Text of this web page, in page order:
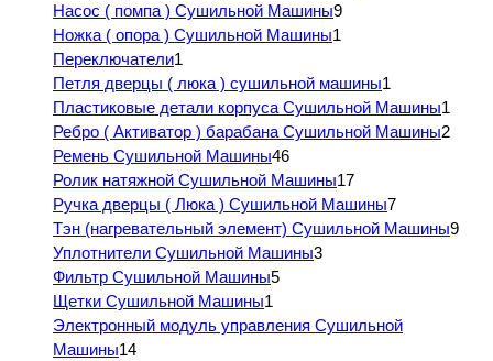
Насос ( помпа ) Сушильной Машины9
Ножка ( опора ) Сушильной Машины1
Переключатели1
Петля дверцы ( люка ) сушильной машины1
Пластиковые детали корпуса Сушильной Машины1
Ребро ( Активатор ) барабана Сушильной Машины2
Ремень Сушильной Машины46
Ролик натяжной Сушильной Машины17
Ручка дверцы ( Люка ) Сушильной Машины7
Тэн (нагревательный элемент) Сушильной Машины9
Уплотнители Сушильной Машины3
Фильтр Сушильной Машины5
Щетки Сушильной Машины1
Электронный модуль управления Сушильной
Машины14